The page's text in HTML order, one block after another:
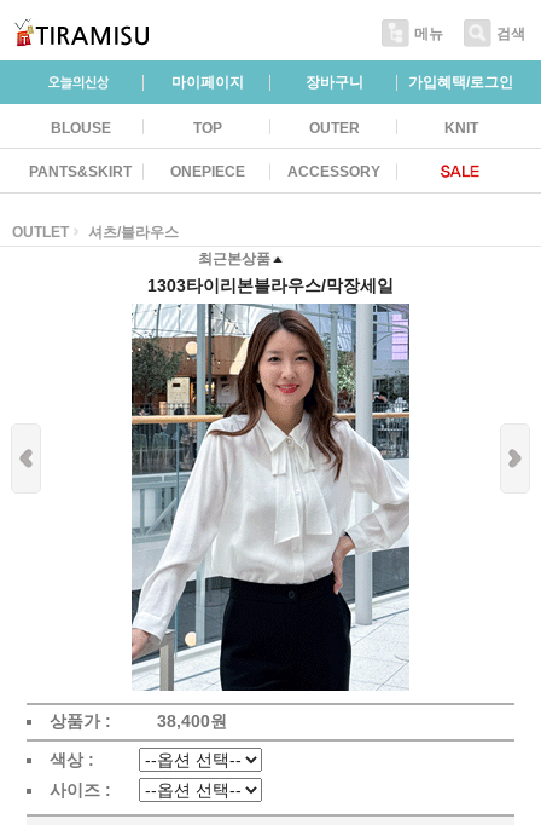
메뉴 검색
마이페이지 장바구니 가입혜택/로그인
BLOUSE TOP OUTER KNIT
PANTS&SKIRT ONEPIECE ACCESSORY
OUTLET
셔츠/블라우스
최근본상품
1303타이리본블라우스/막장세일
상품가 : 38,400원
색상 :
사이즈 :